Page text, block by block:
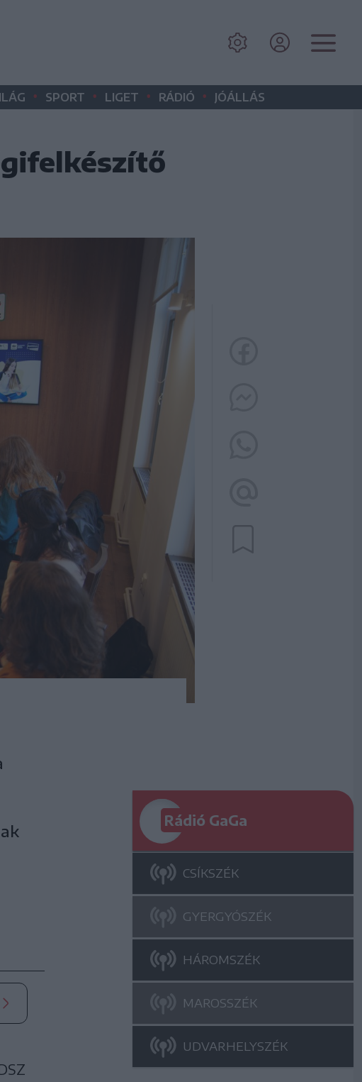
• SPORT • LIGET • RÁDIÓ • JÓÁLLÁS
Rádió GaGa
CSÍKSZÉK
GYERGYÓSZÉK
HÁROMSZÉK
MAROSSZÉK
UDVARHELYSZÉK